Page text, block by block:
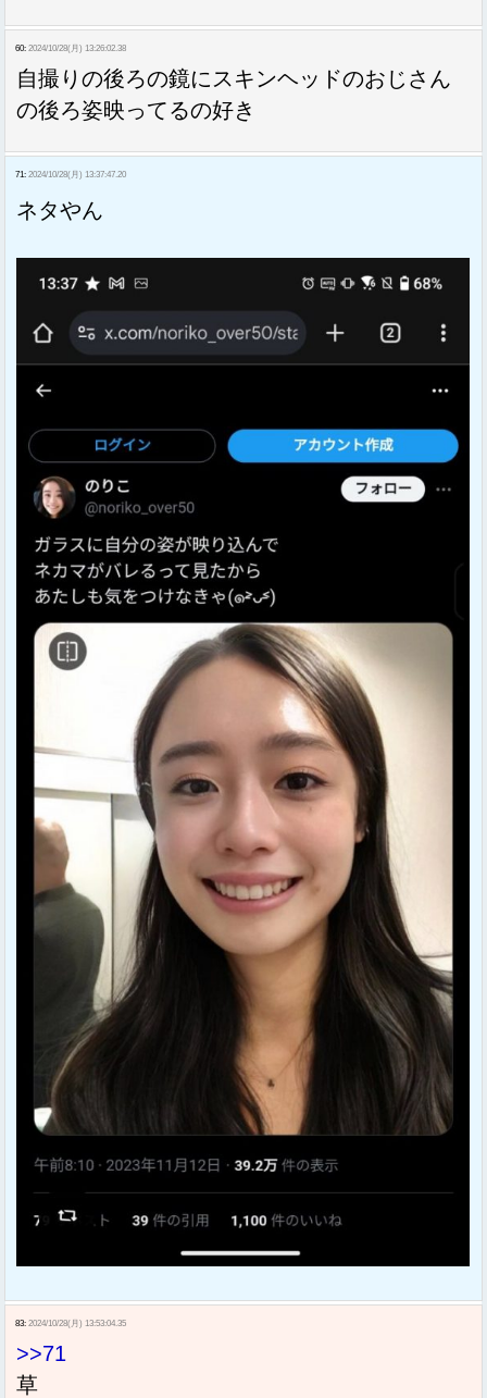
60: 2024/10/28(月) 13:26:02.38
自撮りの後ろの鏡にスキンヘッドのおじさん
の後ろ姿映ってるの好き
71: 2024/10/28(月) 13:37:47.20
ネタやん
83: 2024/10/28(月) 13:53:04.35
>>71
草